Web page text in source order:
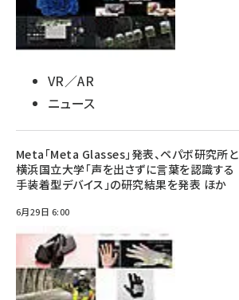
VR／AR
ニュース
Meta「Meta Glasses」発表、ペパボ研究所と
横浜国立大学「声を出さずに言葉を認識する
手装着型デバイス」の研究結果を発表 ほか
6月29日 6:00